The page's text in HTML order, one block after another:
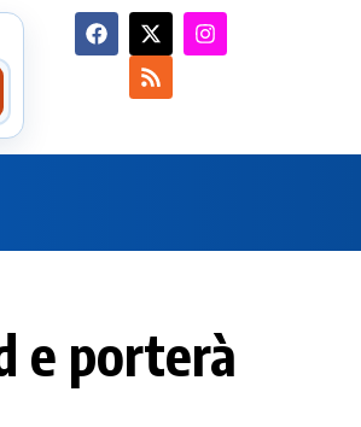
e porterà